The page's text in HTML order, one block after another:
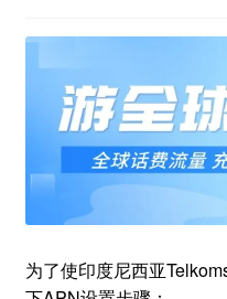
为了使印度尼西亚